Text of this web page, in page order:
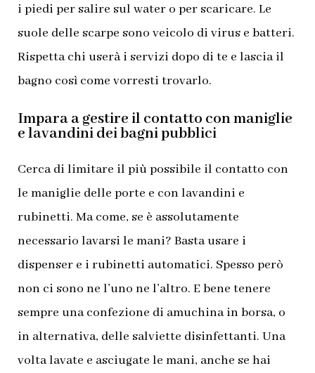
i piedi per salire sul water o per scaricare. Le
suole delle scarpe sono veicolo di virus e batteri.
Rispetta chi userà i servizi dopo di te e lascia il
bagno così come vorresti trovarlo.
Impara a gestire il contatto con maniglie
e lavandini dei bagni pubblici
Cerca di limitare il più possibile il contatto con
le maniglie delle porte e con lavandini e
rubinetti. Ma come, se è assolutamente
necessario lavarsi le mani? Basta usare i
dispenser e i rubinetti automatici. Spesso però
non ci sono ne l’uno ne l’altro. E bene tenere
sempre una confezione di amuchina in borsa, o
in alternativa, delle salviette disinfettanti. Una
volta lavate e asciugate le mani, anche se hai